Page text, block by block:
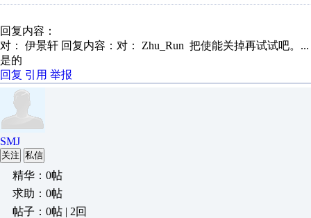
回复内容：
对： 伊景轩 回复内容：对： Zhu_Run 把使能关掉再试试吧。...
是的
回复 引用 举报
SMJ
关注 私信
精华：0帖
求助：0帖
帖子：0帖 | 2回